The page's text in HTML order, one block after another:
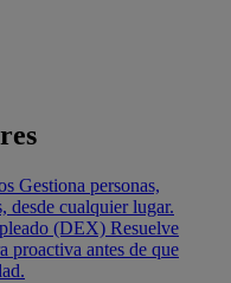
Gestiona personas,
desde cualquier lugar.
(DEX) Resuelve
proactiva antes de que